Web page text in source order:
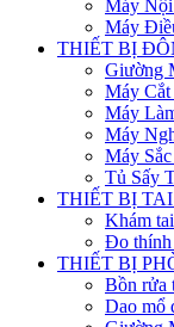
Máy
Máy
THIẾT BỊ
Giường
Máy
Máy
Máy
Máy
Tủ Sấy
THIẾT BỊ
Khám
Đo
THIẾT BỊ
Bồn rửa
Dao mổ